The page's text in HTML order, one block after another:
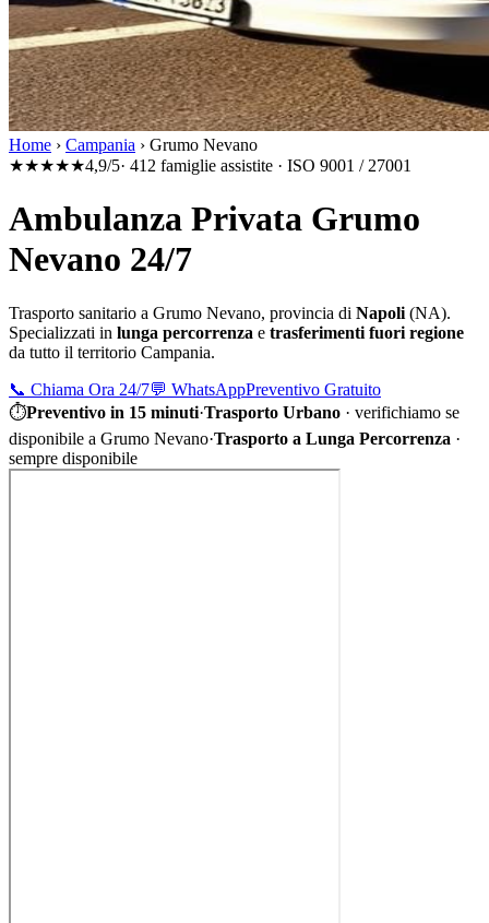
Home › Campania › Grumo Nevano
★★★★★4,9/5· 412 famiglie assistite · ISO 9001 / 27001
Ambulanza Privata Grumo
Nevano 24/7
Trasporto sanitario a Grumo Nevano, provincia di Napoli (NA).
Specializzati in lunga percorrenza e trasferimenti fuori regione
da tutto il territorio Campania.
📞 Chiama Ora 24/7💬 WhatsAppPreventivo Gratuito
⏱Preventivo in 15 minuti·Trasporto Urbano · verifichiamo se
disponibile a Grumo Nevano·Trasporto a Lunga Percorrenza ·
sempre disponibile